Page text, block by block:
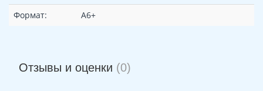
Формат:
А6+
Отзывы и оценки (0)